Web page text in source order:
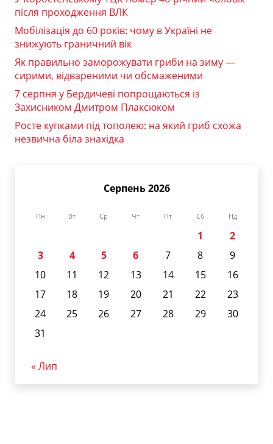
після проходження ВЛК
Мобілізація до 60 років: чому в Україні не
знижують граничний вік
Як правильно заморожувати гриби на зиму —
сирими, відвареними чи обсмаженими
7 серпня у Бердичеві попрощаються із
Захисником Дмитром Плаксюком
Росте купками під тополею: на який гриб схожа
незвична біла знахідка
Серпень 2026
Пн Вт Ср Чт Пт Сб Нд
1
2
3
4 5 6 7 8
9
10
11 12 13 14 15
16
17
18 19 20 21 22
23
24
25 26 27 28 29
30
31
« Лип